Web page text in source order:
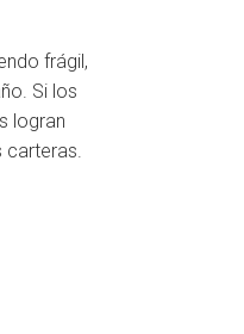
frágil,
Si los
logran
carteras.